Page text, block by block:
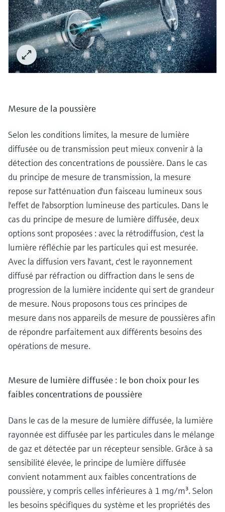
Mesure de la poussière
Selon les conditions limites, la mesure de lumière
diffusée ou de transmission peut mieux convenir à la
détection des concentrations de poussière. Dans le cas
du principe de mesure de transmission, la mesure
repose sur l'atténuation d'un faisceau lumineux sous
l'effet de l'absorption lumineuse des particules. Dans le
cas du principe de mesure de lumière diffusée, deux
options sont proposées : avec la rétrodiffusion, c'est la
lumière réfléchie par les particules qui est mesurée.
Avec la diffusion vers l'avant, c'est le rayonnement
diffusé par réfraction ou diffraction dans le sens de
progression de la lumière incidente qui sert de grandeur
de mesure. Nous proposons tous ces principes de
mesure dans nos appareils de mesure de poussières afin
de répondre parfaitement aux différents besoins des
opérations de mesure.
Mesure de lumière diffusée : le bon choix pour les
faibles concentrations de poussière
Dans le cas de la mesure de lumière diffusée, la lumière
rayonnée est diffusée par les particules dans le mélange
de gaz et détectée par un récepteur sensible. Grâce à sa
sensibilité élevée, le principe de lumière diffusée
convient notamment aux faibles concentrations de
poussière, y compris celles inférieures à 1 mg/m³. Selon
les besoins spécifiques du système et les propriétés des